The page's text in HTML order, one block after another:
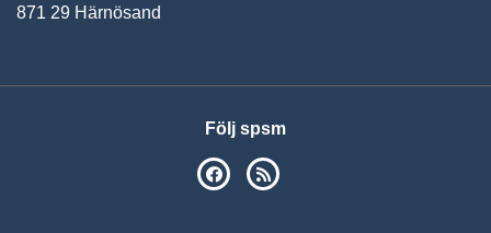
871 29 Härnösand
Följ spsm
SPSM på Facebook